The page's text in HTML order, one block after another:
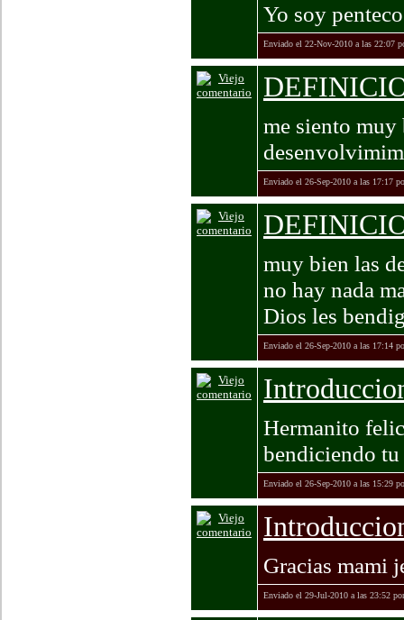
Yo soy
Enviado el 22-Nov-2010 a las 22:07
me siento muy
Enviado el 26-Sep-2010 a las 17:17
muy bien las
no hay nada
Dios les
Enviado el 26-Sep-2010 a las 17:14
Hermanito
bendiciendo
Enviado el 26-Sep-2010 a las 15:29
Gracias mami
Enviado el 29-Jul-2010 a las 23:52